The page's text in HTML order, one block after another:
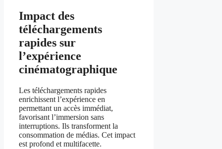
Impact des
téléchargements
rapides sur
l’expérience
cinématographique
Les téléchargements rapides
enrichissent l’expérience en
permettant un accès immédiat,
favorisant l’immersion sans
interruptions. Ils transforment la
consommation de médias. Cet impact
est profond et multifacette.